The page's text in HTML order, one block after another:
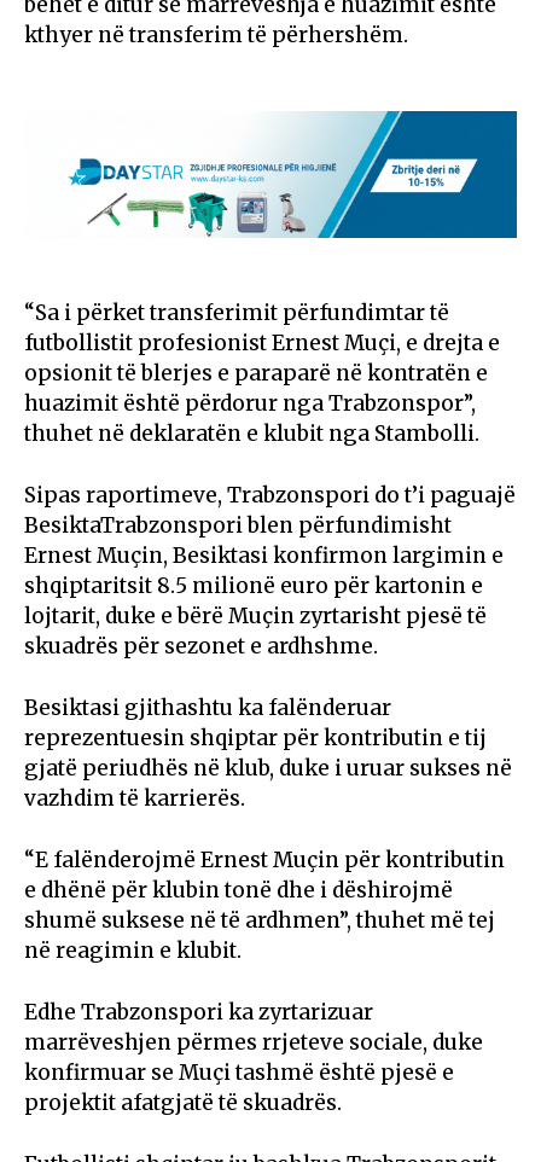
kthyer në transferim të përhershëm.
“Sa i përket transferimit përfundimtar të
futbollistit profesionist Ernest Muçi, e drejta e
opsionit të blerjes e paraparë në kontratën e
huazimit është përdorur nga Trabzonspor”,
thuhet në deklaratën e klubit nga Stambolli.
Sipas raportimeve, Trabzonspori do t’i paguajë
BesiktaTrabzonspori blen përfundimisht
Ernest Muçin, Besiktasi konfirmon largimin e
shqiptaritsit 8.5 milionë euro për kartonin e
lojtarit, duke e bërë Muçin zyrtarisht pjesë të
skuadrës për sezonet e ardhshme.
Besiktasi gjithashtu ka falënderuar
reprezentuesin shqiptar për kontributin e tij
gjatë periudhës në klub, duke i uruar sukses në
vazhdim të karrierës.
“E falënderojmë Ernest Muçin për kontributin
e dhënë për klubin tonë dhe i dëshirojmë
shumë suksese në të ardhmen”, thuhet më tej
në reagimin e klubit.
Edhe Trabzonspori ka zyrtarizuar
marrëveshjen përmes rrjeteve sociale, duke
konfirmuar se Muçi tashmë është pjesë e
projektit afatgjatë të skuadrës.